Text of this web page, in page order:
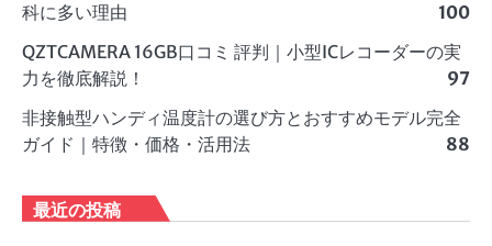
科に多い理由
100
QZTCAMERA 16GB口コミ 評判｜小型ICレコーダーの実
力を徹底解説！
97
非接触型ハンディ温度計の選び方とおすすめモデル完全
ガイド｜特徴・価格・活用法
88
最近の投稿